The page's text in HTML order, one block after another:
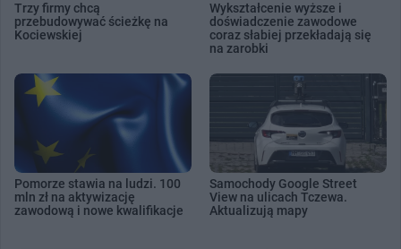
Trzy firmy chcą
przebudowywać ścieżkę na
Kociewskiej
Wykształcenie wyższe i
doświadczenie zawodowe
coraz słabiej przekładają się
na zarobki
Pomorze stawia na ludzi. 100
mln zł na aktywizację
zawodową i nowe kwalifikacje
Samochody Google Street
View na ulicach Tczewa.
Aktualizują mapy